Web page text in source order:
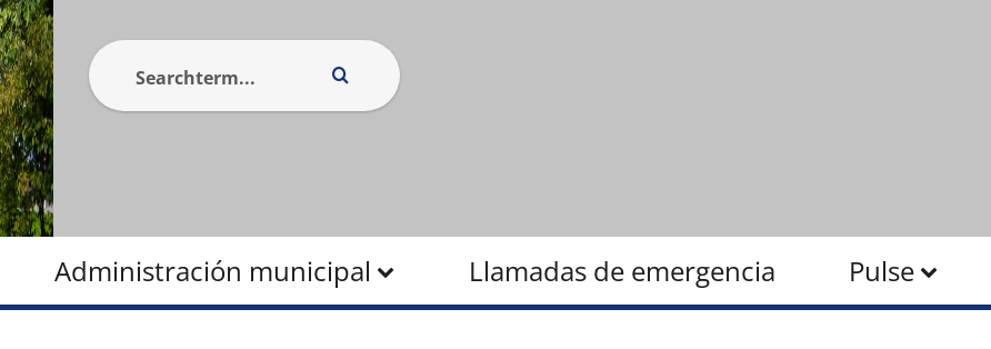
Administración municipal Llamadas de emergencia Pulse